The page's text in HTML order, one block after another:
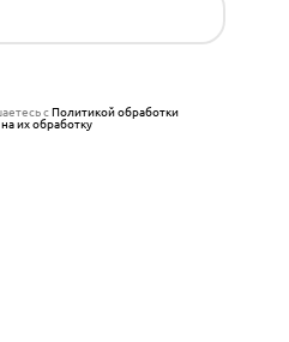
сПолитикой обработки
их обработку